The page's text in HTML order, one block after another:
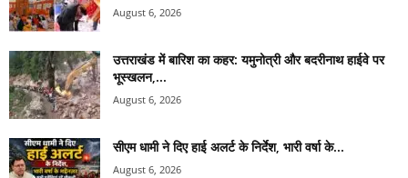
August 6, 2026
उत्तराखंड में बारिश का कहर: यमुनोत्री और बदरीनाथ हाईवे पर
भूस्खलन,...
August 6, 2026
सीएम धामी ने दिए हाई अलर्ट के निर्देश, भारी वर्षा के...
August 6, 2026